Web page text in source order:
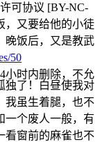
，又要给他的小徒
晚饭后，又是教武
独了！白昼使我对
我虽生着腿，也不
一个废人一般，有
看窗前的麻雀也不
可协议 [BY-NC-
50
小时内删除，不允